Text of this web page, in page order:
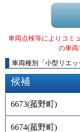
車両点検等によりコミ
の車両
車両種別
「 小型リエ
候補
6673(菰野町)
6674(菰野町)